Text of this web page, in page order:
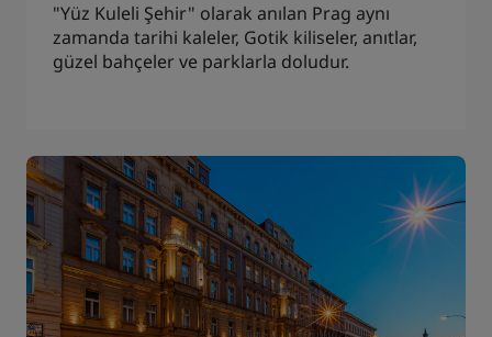
Kunlun Golden Tulip
"Yüz Kuleli Şehir" olarak anılan Prag aynı
zamanda tarihi kaleler, Gotik kiliseler, anıtlar,
güzel bahçeler ve parklarla doludur.